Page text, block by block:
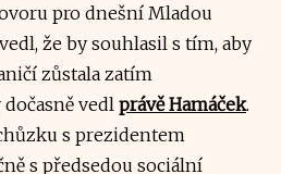
pro dnešní Mladou
že by souhlasil s tím, aby
zůstala zatím
vedl právě Hamáček.
s prezidentem
s předsedou sociální